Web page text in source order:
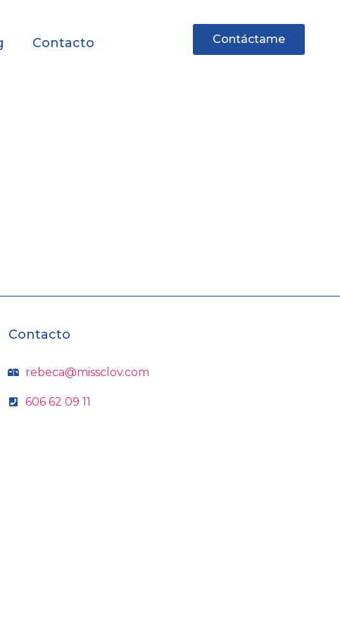
Contacto Contáctame
Contacto
rebeca@missclov.com
606 62 09 11